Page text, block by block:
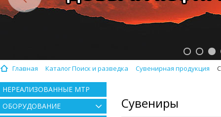
Главная Каталог Поиск и разведка Сувенирная продукция
НЕРЕАЛИЗОВАННЫЕ МТР
ОБОРУДОВАНИЕ
Сувениры